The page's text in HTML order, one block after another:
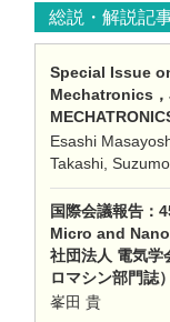
総説・解説記
Special Issue
Mechatronics，
Esashi
Takashi,
国際会議報告
Micro and
社団法人 電気学
ロマシン部門誌
峯田 貴